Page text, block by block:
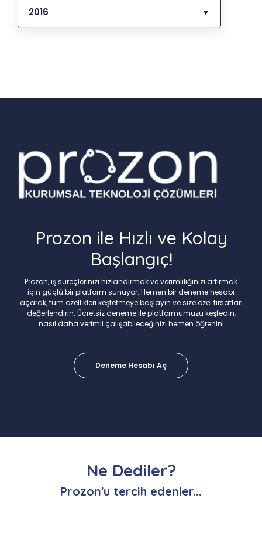
2016 ▼
Prozon ile Hızlı ve Kolay
Başlangıç!
Prozon, iş süreçlerinizi hızlandırmak ve verimliliğinizi artırmak
için güçlü bir platform sunuyor. Hemen bir deneme hesabı
açarak, tüm özellikleri keşfetmeye başlayın ve size özel fırsatları
değerlendirin. Ücretsiz deneme ile platformumuzu keşfedin,
nasıl daha verimli çalışabileceğinizi hemen öğrenin!
Deneme Hesabı Aç
Ne Dediler?
Prozon'u tercih edenler...